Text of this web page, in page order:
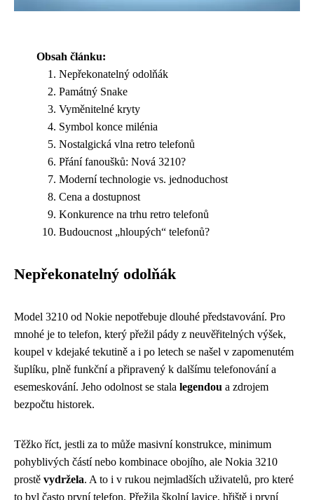
Obsah článku:
Nepřekonatelný odolňák
Památný Snake
Vyměnitelné kryty
Symbol konce milénia
Nostalgická vlna retro telefonů
Přání fanoušků: Nová 3210?
Moderní technologie vs. jednoduchost
Cena a dostupnost
Konkurence na trhu retro telefonů
Budoucnost „hloupých“ telefonů?
Nepřekonatelný odolňák
Model 3210 od Nokie nepotřebuje dlouhé představování. Pro
mnohé je to telefon, který přežil pády z neuvěřitelných výšek,
koupel v kdejaké tekutině a i po letech se našel v zapomenutém
šuplíku, plně funkční a připravený k dalšímu telefonování a
esemeskování. Jeho odolnost se stala legendou a zdrojem
bezpočtu historek.
Těžko říct, jestli za to může masivní konstrukce, minimum
pohyblivých částí nebo kombinace obojího, ale Nokia 3210
prostě vydržela. A to i v rukou nejmladších uživatelů, pro které
to byl často první telefon. Přežila školní lavice, hřiště i první